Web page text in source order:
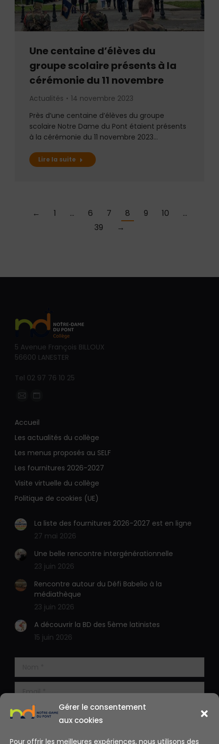
Gérer le consentement
aux cookies
Pour offrir les meilleures expériences, nous utilisons des
Une centaine d’élèves du
groupe scolaire présents à la
cérémonie du 11 novembre
Actualités
14 novembre 2023
Près d’une centaine d’élèves du groupe
scolaire Notre Dame du Pont étaient présents
à la cérémonie du 11 novembre 2023…
Lire la suite
← 1 … 6 7 8 9 10
…
39
→
5 Avenue François BILLOUX
56600 LANESTER
Tel 02 97 76 10 25
Trouvez nous sur :
La
E-
mail
s'ouvre
dans
une
fenêtre
La
Site
Web
s'ouvre
dans
une
fenêtre
Accueil
Les actualités du collège
Les menus proposés au SELF
Les fournitures 2026-2027
Visite virtuelle du collège
Politique de cookies (UE)
La liste des fournitures 2026-2027 est en ligne
27 mai 2026
Une belle rencontre intergénérationnelle
23 juin 2026
Rencontre autour du Défi Babelio à la
médiathèque
23 juin 2026
A découvrir la BD des 5ème latinistes
15 juin 2026